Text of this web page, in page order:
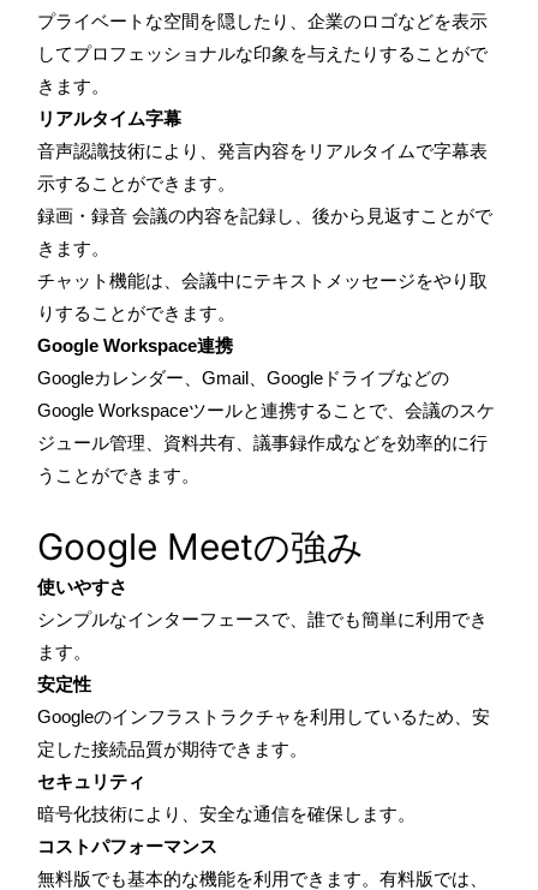
プライベートな空間を隠したり、企業のロゴなどを表示
してプロフェッショナルな印象を与えたりすることがで
きます。
リアルタイム字幕
音声認識技術により、発言内容をリアルタイムで字幕表
示することができます。
録画・録音 会議の内容を記録し、後から見返すことがで
きます。
チャット機能は、会議中にテキストメッセージをやり取
りすることができます。
Google Workspace連携
Googleカレンダー、Gmail、Googleドライブなどの
Google Workspaceツールと連携することで、会議のスケ
ジュール管理、資料共有、議事録作成などを効率的に行
うことができます。
Google Meetの強み
使いやすさ
シンプルなインターフェースで、誰でも簡単に利用でき
ます。
安定性
Googleのインフラストラクチャを利用しているため、安
定した接続品質が期待できます。
セキュリティ
暗号化技術により、安全な通信を確保します。
コストパフォーマンス
無料版でも基本的な機能を利用できます。有料版では、